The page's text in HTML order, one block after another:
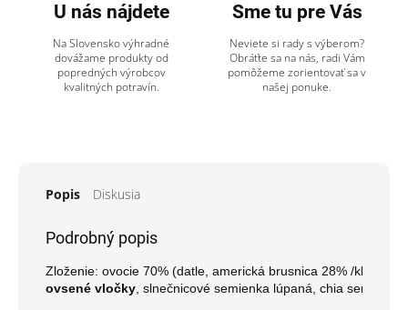
U nás nájdete
Na Slovensko výhradné
dovážame produkty od
popredných výrobcov
kvalitných potravín.
Sme tu pre Vás
Neviete si rady s výberom?
Obráťte sa na nás, radi Vám
pomôžeme zorientovať sa v
našej ponuke.
Popis Diskusia
Podrobný popis
Zloženie: ovocie 70% (datle, americká brusnica 28% /klikva
ovsené vločky, slnečnicové semienka lúpaná, chia semienka